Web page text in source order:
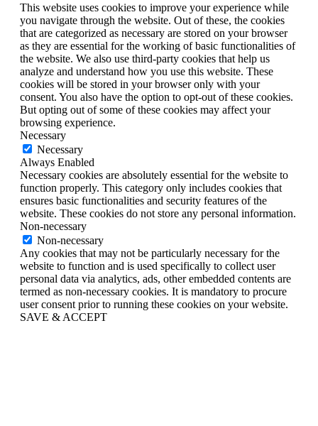
This website uses cookies to improve your experience while
you navigate through the website. Out of these, the cookies
that are categorized as necessary are stored on your browser
as they are essential for the working of basic functionalities of
the website. We also use third-party cookies that help us
analyze and understand how you use this website. These
cookies will be stored in your browser only with your
consent. You also have the option to opt-out of these cookies.
But opting out of some of these cookies may affect your
browsing experience.
Necessary
Necessary
Always Enabled
Necessary cookies are absolutely essential for the website to
function properly. This category only includes cookies that
ensures basic functionalities and security features of the
website. These cookies do not store any personal information.
Non-necessary
Non-necessary
Any cookies that may not be particularly necessary for the
website to function and is used specifically to collect user
personal data via analytics, ads, other embedded contents are
termed as non-necessary cookies. It is mandatory to procure
user consent prior to running these cookies on your website.
SAVE & ACCEPT